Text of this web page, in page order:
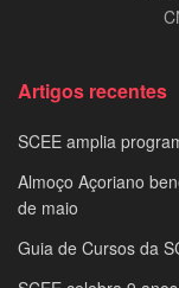
Artigos recentes
SCEE amplia
Almoço Açoriano
de maio
Guia de Cursos da